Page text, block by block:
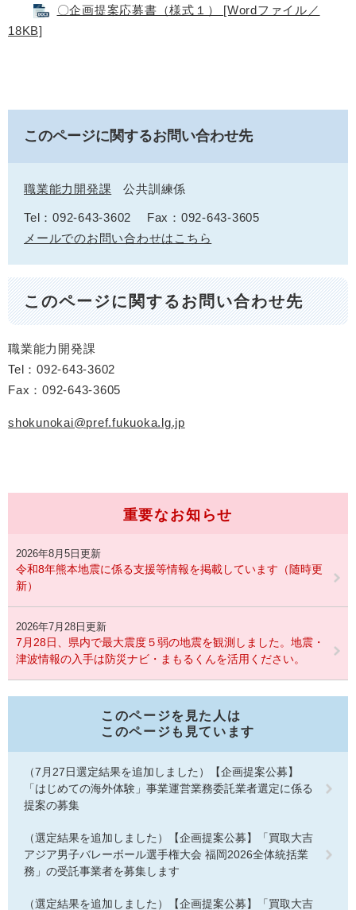
〇企画提案応募書（様式１） [Wordファイル／
18KB]
このページに関するお問い合わせ先
職業能力開発課 公共訓練係
Tel：092-643-3602
Fax：092-643-3605
メールでのお問い合わせはこちら
このページに関するお問い合わせ先
職業能力開発課
Tel：092-643-3602
Fax：092-643-3605
shokunokai@pref.fukuoka.lg.jp
重要なお知らせ
2026年8月5日更新
令和8年熊本地震に係る支援等情報を掲載しています（随時更
新）
2026年7月28日更新
7月28日、県内で最大震度５弱の地震を観測しました。地震・
津波情報の入手は防災ナビ・まもるくんを活用ください。
このページを見た人は
このページも見ています
（7月27日選定結果を追加しました）【企画提案公募】
「はじめての海外体験」事業運営業務委託業者選定に係る
提案の募集
（選定結果を追加しました）【企画提案公募】「買取大吉
アジア男子バレーボール選手権大会 福岡2026全体統括業
務」の受託事業者を募集します
（選定結果を追加しました）【企画提案公募】「買取大吉